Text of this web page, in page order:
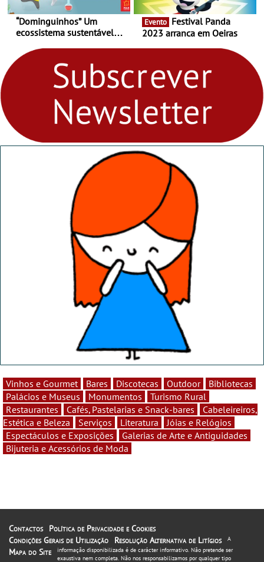
“Dominguinhos” Um
ecossistema sustentável
fores - Atelier de Educação
Ambiental nos
“Dominguinhos” de 23 de
Evento
2023 arranca em Oeiras
Vinhos e Gourmet Bares Discotecas Outdoor
Bibliotecas
Palácios e Museus
Monumentos
Turismo Rural
Restaurantes
Cafés, Pastelarias e Snack-bares
Cabeleireiros,
Estética e Beleza
Serviços Literatura
Jóias e Relógios
Espectáculos e Exposições
Galerias de Arte e Antiguidades
Bijuteria e Acessórios de Moda
Contactos
Política de Privacidade e Cookies
Condições Gerais de Utilização
Resolução Alternativa de Litígios
Mapa do Site
A
informação disponibilizada é de carácter informativo. Não pretende ser
exaustiva nem completa. Não nos responsabilizamos por qualquer tipo